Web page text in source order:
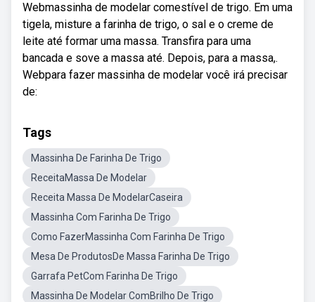
Webmassinha de modelar comestível de trigo. Em uma
tigela, misture a farinha de trigo, o sal e o creme de
leite até formar uma massa. Transfira para uma
bancada e sove a massa até. Depois, para a massa,.
Webpara fazer massinha de modelar você irá precisar
de:
Tags
Massinha De Farinha De Trigo
ReceitaMassa De Modelar
Receita Massa De ModelarCaseira
Massinha Com Farinha De Trigo
Como FazerMassinha Com Farinha De Trigo
Mesa De ProdutosDe Massa Farinha De Trigo
Garrafa PetCom Farinha De Trigo
Massinha De Modelar ComBrilho De Trigo